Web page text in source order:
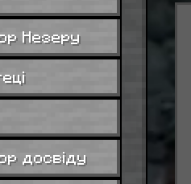
Незеру
досвіду